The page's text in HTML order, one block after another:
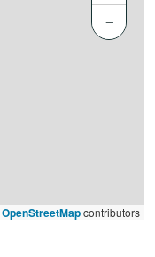
−
OpenStreetMapcontributors